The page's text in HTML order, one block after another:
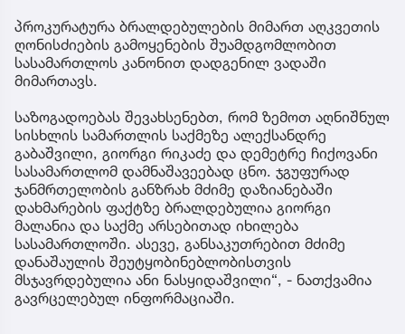
პროკურატურა ბრალდებულების მიმართ აღკვეთის
ღონისძიების გამოყენების შუამდგომლობით
სასამართლოს კანონით დადგენილ ვადაში
მიმართავს.
საზოგადოებას შევახსენებთ, რომ ზემოთ აღნიშნულ
სისხლის სამართლის საქმეზე ალექსანდრე
გაბაშვილი, გიორგი რიკაძე და დემეტრე ჩიქოვანი
სასამართლომ დამნაშავეებად ცნო. ჯგუფურად
ჯანმრთელობის განზრახ მძიმე დაზიანებაში
დახმარების ფაქტზე ბრალდებულია გიორგი
მალანია და საქმე არსებითად იხილება
სასამართლოში. ასევე, განსაკუთრებით მძიმე
დანაშაულის შეუტყობინებლობისთვის
მსჯავრდებულია ანი ნასყიდაშვილი“, - ნათქვამია
გავრცელებულ ინფორმაციაში.